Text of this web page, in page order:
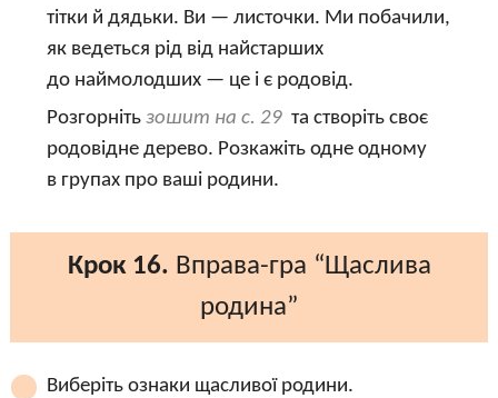
тітки й дядьки. Ви — листочки. Ми побачили,
як ведеться рід від найстарших
до наймолодших — це і є родовід.
Розгорніть зошит на с. 29 та створіть своє
родовідне дерево. Розкажіть одне одному
в групах про ваші родини.
Крок 16. Вправа-гра “Щаслива
родина”
Виберіть ознаки щасливої родини.